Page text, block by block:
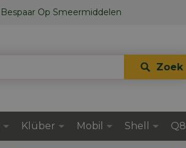
Bespaar Op Smeermiddelen
Zoek
Klüber Mobil Shell Q8